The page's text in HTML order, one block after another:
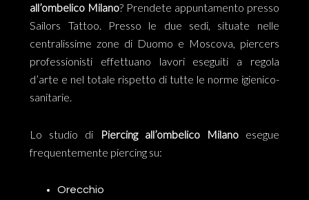
all’ombelico Milano? Prendete appuntamento presso
Sailors Tattoo. Presso le due sedi, situate nelle
centralissime zone di Duomo e Moscova, piercers
professionisti effettuano lavori eseguiti a regola
d’arte e nel totale rispetto di tutte le norme igienico-
sanitarie.
Lo studio di Piercing all’ombelico Milanoesegue
frequentemente piercing su:
Orecchio